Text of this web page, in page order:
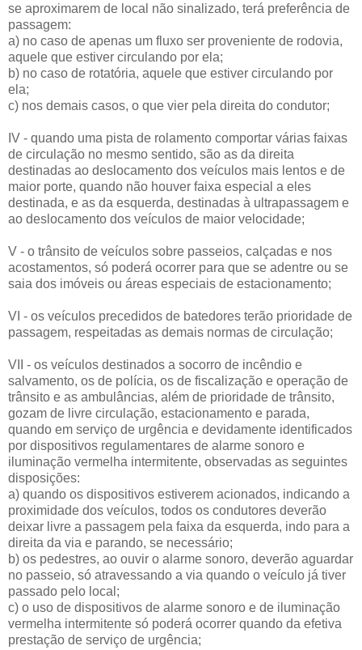
se aproximarem de local não sinalizado, terá preferência de
passagem:
a) no caso de apenas um fluxo ser proveniente de rodovia,
aquele que estiver circulando por ela;
b) no caso de rotatória, aquele que estiver circulando por
ela;
c) nos demais casos, o que vier pela direita do condutor;
IV - quando uma pista de rolamento comportar várias faixas
de circulação no mesmo sentido, são as da direita
destinadas ao deslocamento dos veículos mais lentos e de
maior porte, quando não houver faixa especial a eles
destinada, e as da esquerda, destinadas à ultrapassagem e
ao deslocamento dos veículos de maior velocidade;
V - o trânsito de veículos sobre passeios, calçadas e nos
acostamentos, só poderá ocorrer para que se adentre ou se
saia dos imóveis ou áreas especiais de estacionamento;
VI - os veículos precedidos de batedores terão prioridade de
passagem, respeitadas as demais normas de circulação;
VII - os veículos destinados a socorro de incêndio e
salvamento, os de polícia, os de fiscalização e operação de
trânsito e as ambulâncias, além de prioridade de trânsito,
gozam de livre circulação, estacionamento e parada,
quando em serviço de urgência e devidamente identificados
por dispositivos regulamentares de alarme sonoro e
iluminação vermelha intermitente, observadas as seguintes
disposições:
a) quando os dispositivos estiverem acionados, indicando a
proximidade dos veículos, todos os condutores deverão
deixar livre a passagem pela faixa da esquerda, indo para a
direita da via e parando, se necessário;
b) os pedestres, ao ouvir o alarme sonoro, deverão aguardar
no passeio, só atravessando a via quando o veículo já tiver
passado pelo local;
c) o uso de dispositivos de alarme sonoro e de iluminação
vermelha intermitente só poderá ocorrer quando da efetiva
prestação de serviço de urgência;